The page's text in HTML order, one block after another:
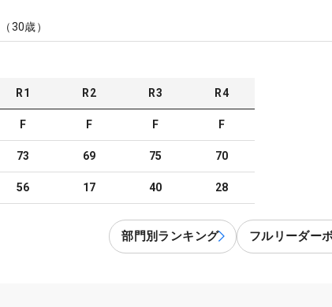
（30歳）
R1 R2 R3 R4
F F F F
73 69 75 70
56 17 40 28
部門別ランキング フルリーダー